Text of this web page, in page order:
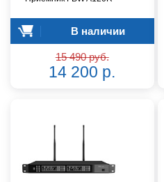
В наличии
15 490 руб.
14 200 р.